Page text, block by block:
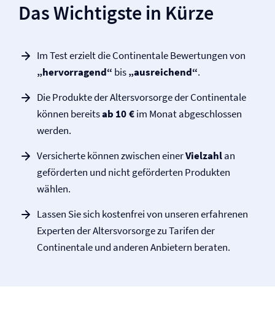
Das Wichtigste in Kürze
Im Test erzielt die Continentale Bewertungen von
„hervorragend“ bis„ausreichend“.
Die Produkte der Altersvorsorge der Continentale
können bereitsab 10 €im Monat abgeschlossen
werden.
Versicherte können zwischen einerVielzahlan
geförderten und nicht geförderten Produkten
wählen.
Lassen Sie sich kostenfrei von unseren erfahrenen
Experten der Altersvorsorge zu Tarifen der
Continentale und anderen Anbietern beraten.